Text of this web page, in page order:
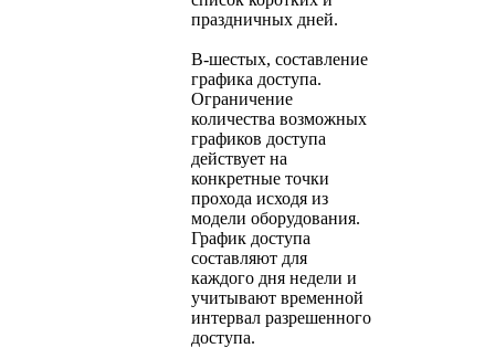
праздничных дней.
В-шестых, составление
графика доступа.
Ограничение
количества возможных
графиков доступа
действует на
конкретные точки
прохода исходя из
модели оборудования.
График доступа
составляют для
каждого дня недели и
учитывают временной
интервал разрешенного
доступа.